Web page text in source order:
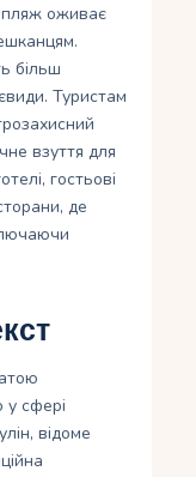
пляж оживає
більш
Туристам
взуття для
гостьові
де
у сфері
відоме